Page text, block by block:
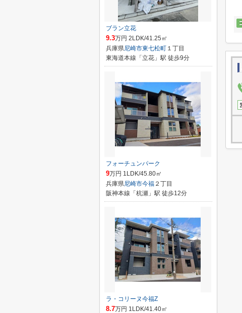
ブラン立花
9.3万円 2LDK/41.25㎡
兵庫県尼崎市東七松町 １丁目
東海道本線「立花」駅 徒歩9分
フォーチュンパーク
9万円 1LDK/45.80㎡
兵庫県尼崎市今福 ２丁目
阪神本線「杭瀬」駅 徒歩12分
ラ・コリーヌ今福Z
8.7万円 1LDK/41.40㎡